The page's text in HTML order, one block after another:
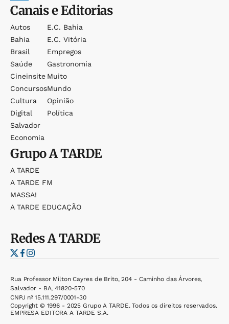
Canais e Editorias
Autos
Bahia
Brasil
Saúde
Cineinsite
Concursos
Cultura
Digital
Salvador
Economia
E.c. Bahia
E.c. Vitória
Empregos
Gastronomia
Muito
Mundo
Opinião
Política
GrupoA TARDE
A TARDE
A TARDE FM
MASSA!
A TARDE EDUCAÇÃO
RedesA TARDE
Rua Professor Milton Cayres de Brito, 204 - Caminho das Árvores,
Salvador - BA, 41820-570
CNPJ nº 15.111.297/0001-30
Copyright © 1996 - 2025 Grupo A TARDE. Todos os direitos reservados.
EMPRESA EDITORA A TARDE S.A.